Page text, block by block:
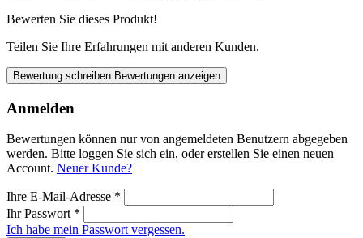
Bewerten Sie dieses Produkt!
Teilen Sie Ihre Erfahrungen mit anderen Kunden.
Bewertung schreiben Bewertungen anzeigen
Anmelden
Bewertungen können nur von angemeldeten Benutzern abgegeben
werden. Bitte loggen Sie sich ein, oder erstellen Sie einen neuen
Account. Neuer Kunde?
Ihre E-Mail-Adresse *
Ihr Passwort *
Ich habe mein Passwort vergessen.